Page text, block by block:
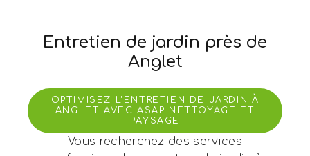
Entretien de jardin près de
Anglet
OPTIMISEZ L'ENTRETIEN DE JARDIN À
ANGLET AVEC ASAP NETTOYAGE ET
PAYSAGE
Vous recherchez des services